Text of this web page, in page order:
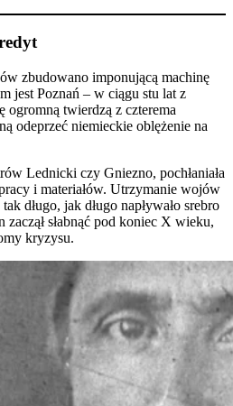
zbudowano imponującą machinę
jest Poznań – w ciągu stu lat z
ogromną twierdzą z czterema
odeprzeć niemieckie oblężenie na
Lednicki czy Gniezno, pochłaniała
i materiałów. Utrzymanie wojów
długo, jak długo napływało srebro
słabnąć pod koniec X wieku,
kryzysu.